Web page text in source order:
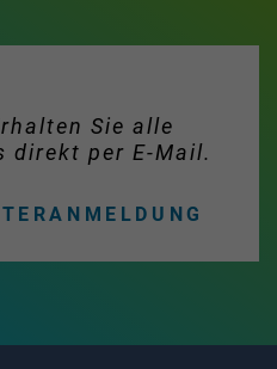
Sie alle
direkt per E-Mail.